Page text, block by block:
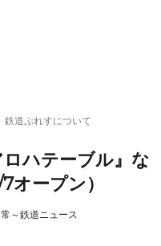
鉄道ぷれすについて
ハテーブル』な
オープン）
～鉄道ニュース